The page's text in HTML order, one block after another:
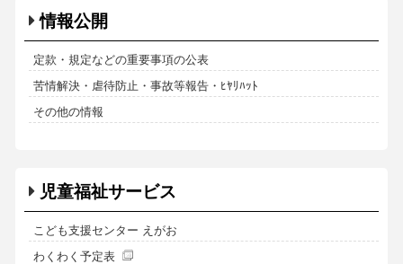
情報公開
定款・規定などの重要事項の公表
苦情解決・虐待防止・事故等報告・ﾋﾔﾘﾊｯﾄ
その他の情報
児童福祉サービス
こども支援センター えがお
わくわく予定表